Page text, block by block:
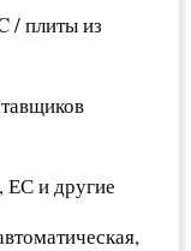
/ плиты из
ЕС и другие